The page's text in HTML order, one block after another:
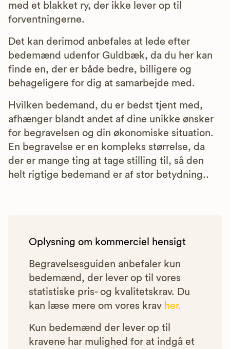
med et blakket ry, der ikke lever op til
forventningerne.
Det kan derimod anbefales at lede efter
bedemænd udenfor Guldbæk, da du her kan
finde en, der er både bedre, billigere og
behageligere for dig at samarbejde med.
Hvilken bedemand, du er bedst tjent med,
afhænger blandt andet af dine unikke ønsker
for begravelsen og din økonomiske situation.
En begravelse er en kompleks størrelse, da
der er mange ting at tage stilling til, så den
helt rigtige bedemand er af stor betydning..
Oplysning om kommerciel hensigt
Begravelsesguiden anbefaler kun
bedemænd, der lever op til vores
statistiske pris- og kvalitetskrav. Du
kan læse mere om vores krav her.
Kun bedemænd der lever op til
kravene har mulighed for at indgå et